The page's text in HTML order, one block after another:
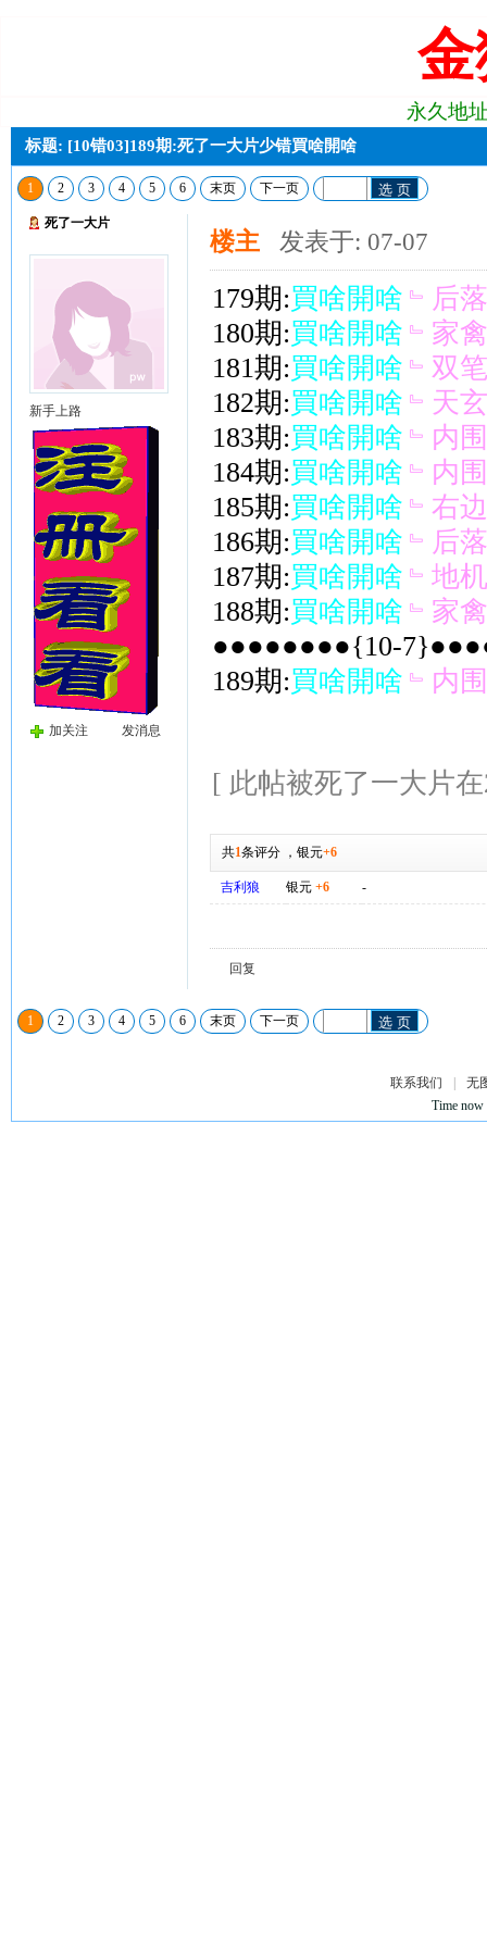
永久地
标题: [10错03]189期:死了一大片少错買啥開啥
1 2 3 4 5 6 末页 下一页 选 页
死了一大片
新手上路
加关注 发消息
楼主 发表于: 07-07
179期:買啥開啥 ﹄后
180期:買啥開啥 ﹄家
181期:買啥開啥 ﹄双
182期:買啥開啥 ﹄天
183期:買啥開啥 ﹄内
184期:買啥開啥 ﹄内
185期:買啥開啥 ﹄右
186期:買啥開啥 ﹄后
187期:買啥開啥 ﹄地
188期:買啥開啥 ﹄家
●●●●●●●●{10-
189期:買啥開啥 ﹄内
[ 此帖被死了一大片
共1条评分， 银元+6
吉利狼 银元 +6 -
回复
1 2 3 4 5 6 末页 下一页 选 页
联系我们
无
Time now